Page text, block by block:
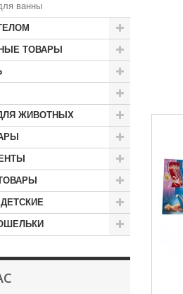
ванны
ТОВАРЫ
ЖИВОТНЫХ